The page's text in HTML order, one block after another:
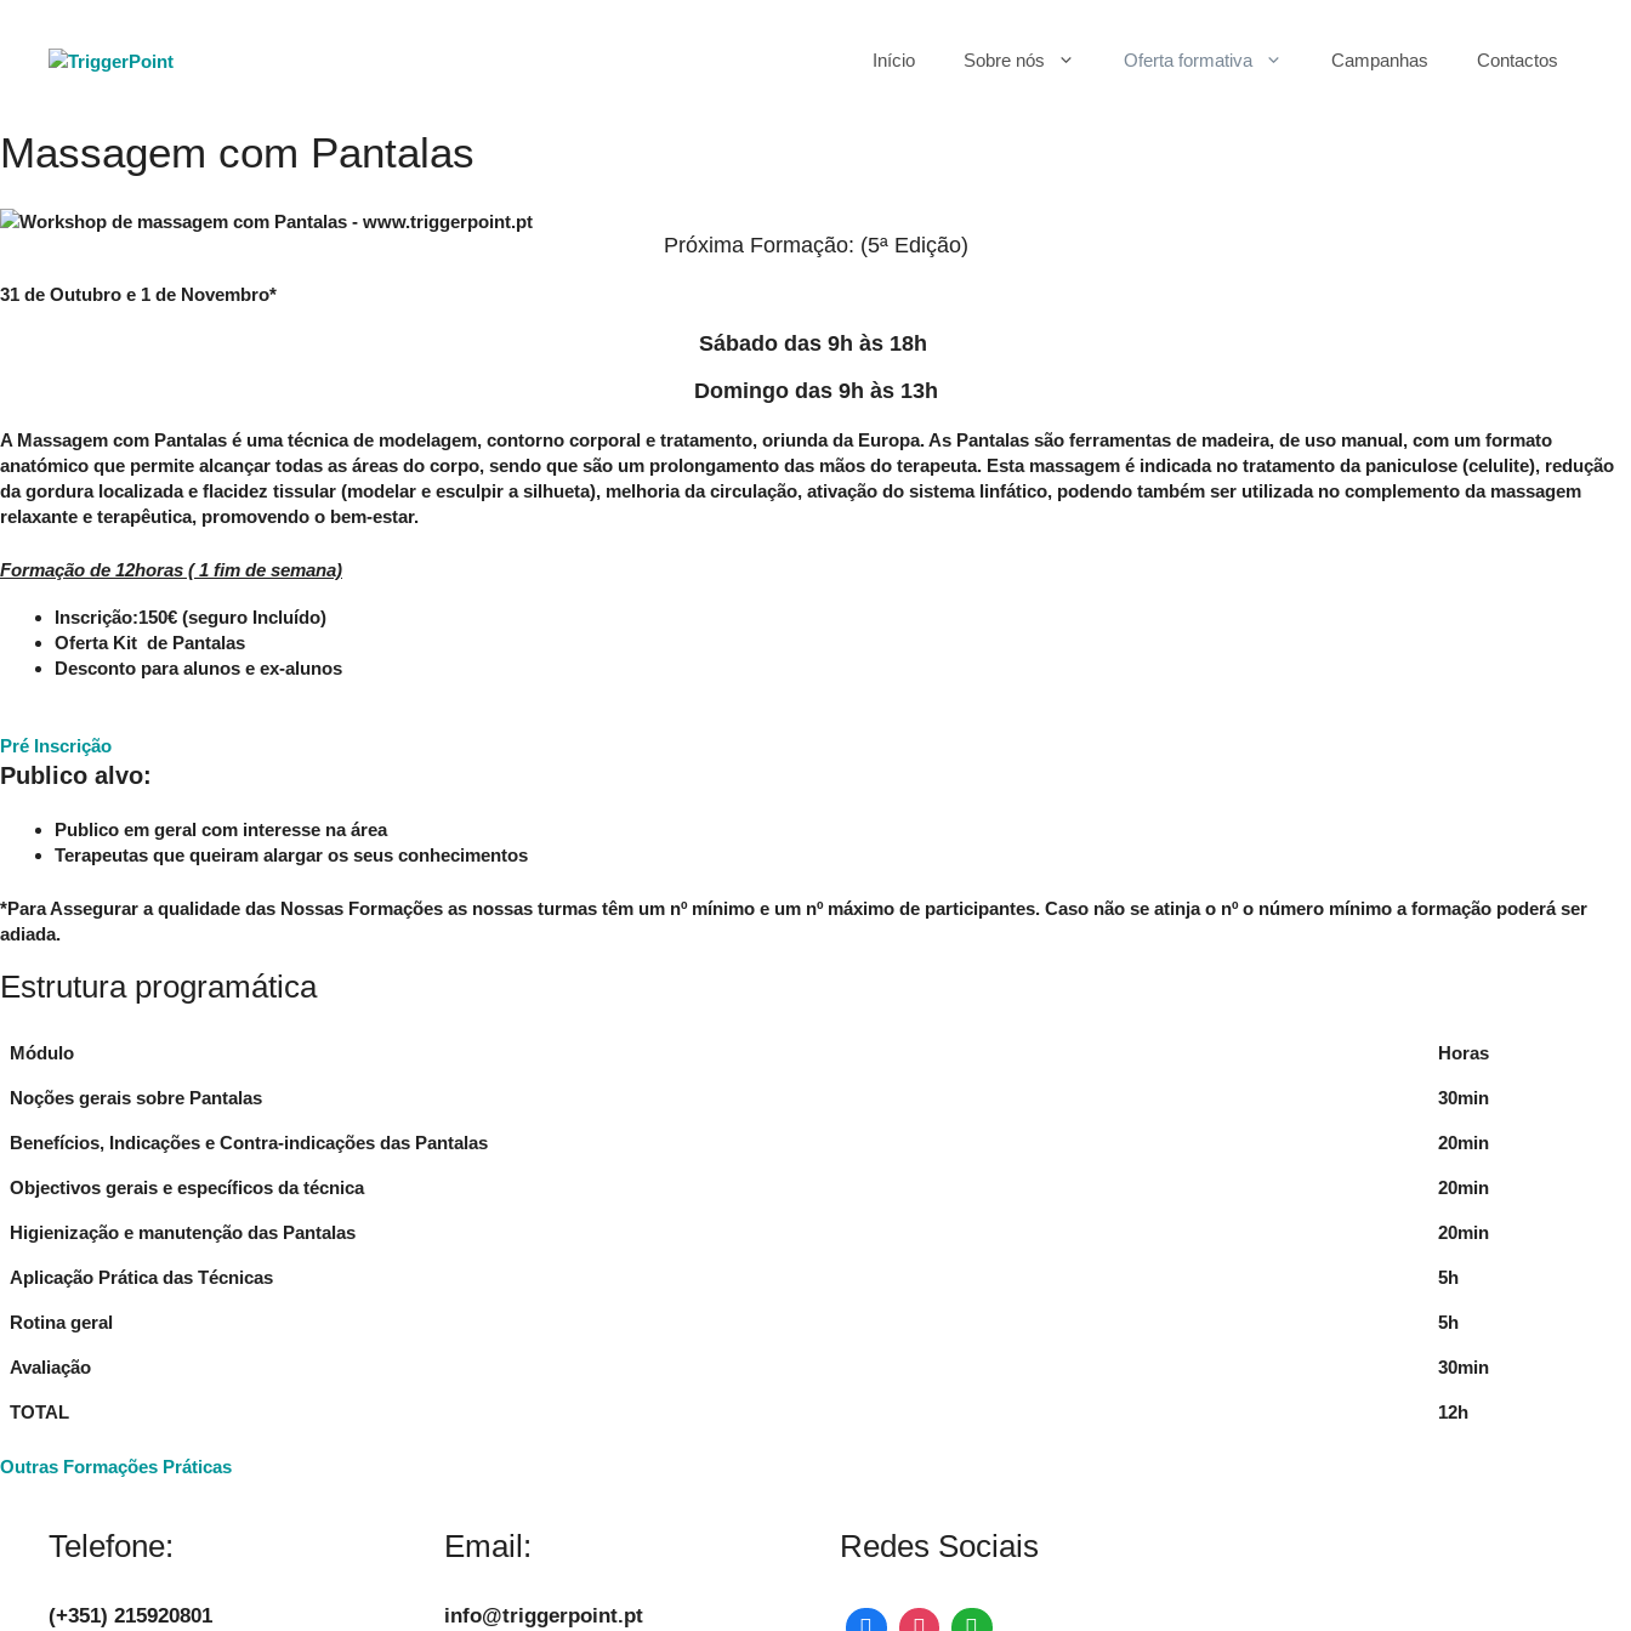
Início Sobre nós Oferta formativa Campanhas Contactos
Massagem com Pantalas
Próxima Formação: (5ª Edição)
31 de Outubro e 1 de Novembro*
Sábado das 9h às 18h
Domingo das 9h às 13h
A Massagem com Pantalas é uma técnica de modelagem, contorno corporal e tratamento, oriunda da Europa. As Pantalas são ferramentas de madeira, de uso manual, com um formato
anatómico que permite alcançar todas as áreas do corpo, sendo que são um prolongamento das mãos do terapeuta. Esta massagem é indicada no tratamento da paniculose (celulite), redução
da gordura localizada e flacidez tissular (modelar e esculpir a silhueta), melhoria da circulação, ativação do sistema linfático, podendo também ser utilizada no complemento da massagem
relaxante e terapêutica, promovendo o bem-estar.
Formação de 12horas ( 1 fim de semana)
Inscrição:150€ (seguro Incluído)
Oferta Kit de Pantalas
Desconto para alunos e ex-alunos
Pré Inscrição
Publico alvo:
Publico em geral com interesse na área
Terapeutas que queiram alargar os seus conhecimentos
*Para Assegurar a qualidade das Nossas Formações as nossas turmas têm um nº mínimo e um nº máximo de participantes. Caso não se atinja o nº o número mínimo a formação poderá ser
adiada.
Estrutura programática
Módulo Horas
Noções gerais sobre Pantalas 30min
Benefícios, Indicações e Contra-indicações das Pantalas 20min
Objectivos gerais e específicos da técnica 20min
Higienização e manutenção das Pantalas 20min
Aplicação Prática das Técnicas 5h
Rotina geral 5h
Avaliação 30min
TOTAL 12h
Outras Formações Práticas
Telefone:
(+351) 215920801
Email:
info@triggerpoint.pt
Redes Sociais